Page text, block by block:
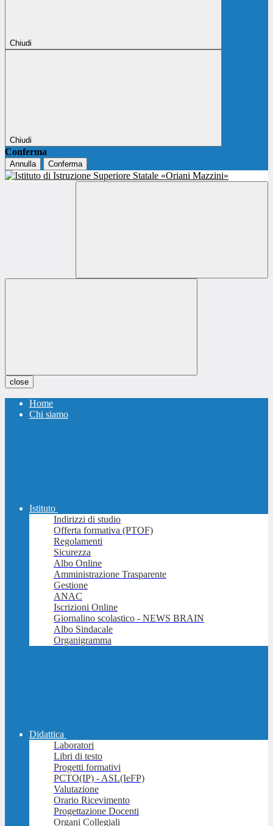
Chiudi
Chiudi
Conferma
Annulla Conferma
close
Home
Chi siamo
Istituto
Indirizzi di studio
Offerta formativa (PTOF)
Regolamenti
Sicurezza
Albo Online
Amministrazione Trasparente
Gestione
ANAC
Iscrizioni Online
Giornalino scolastico - NEWS BRAIN
Albo Sindacale
Organigramma
Didattica
Laboratori
Libri di testo
Progetti formativi
PCTO(IP) - ASL(IeFP)
Valutazione
Orario Ricevimento
Progettazione Docenti
Organi Collegiali